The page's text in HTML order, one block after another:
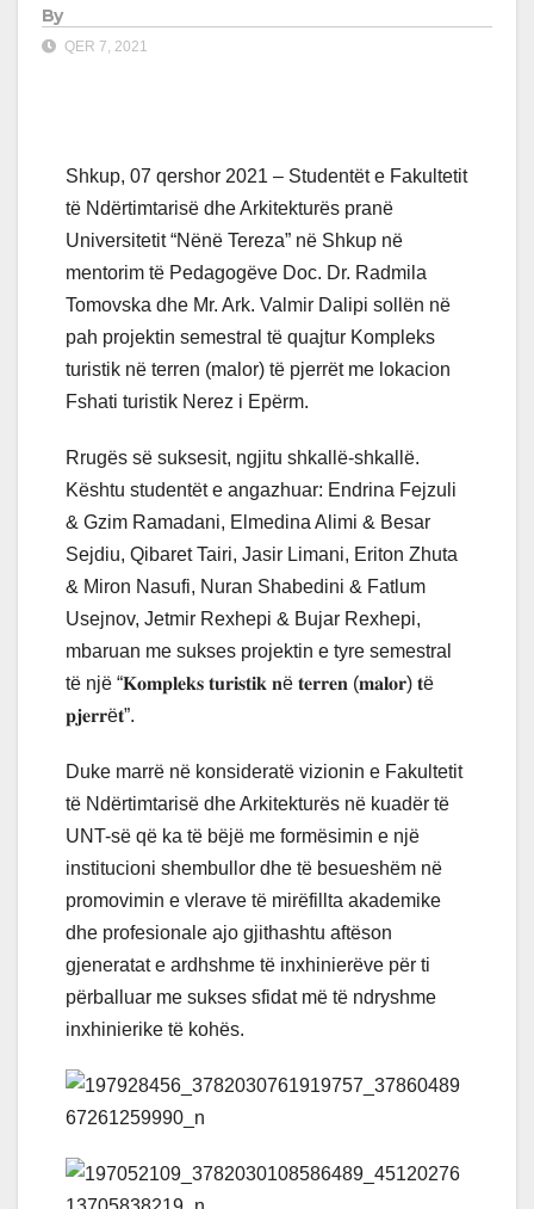
By
QER 7, 2021
Shkup, 07 qershor 2021 – Studentët e Fakultetit
të Ndërtimtarisë dhe Arkitekturës pranë
Universitetit “Nënë Tereza” në Shkup në
mentorim të Pedagogëve Doc. Dr. Radmila
Tomovska dhe Mr. Ark. Valmir Dalipi sollën në
pah projektin semestral të quajtur Kompleks
turistik në terren (malor) të pjerrët me lokacion
Fshati turistik Nerez i Epërm.
Rrugës së suksesit, ngjitu shkallë-shkallë.
Kështu studentët e angazhuar: Endrina Fejzuli
& Gzim Ramadani, Elmedina Alimi & Besar
Sejdiu, Qibaret Tairi, Jasir Limani, Eriton Zhuta
& Miron Nasufi, Nuran Shabedini & Fatlum
Usejnov, Jetmir Rexhepi & Bujar Rexhepi,
mbaruan me sukses projektin e tyre semestral
të një “𝐊𝐨𝐦𝐩𝐥𝐞𝐤𝐬 𝐭𝐮𝐫𝐢𝐬𝐭𝐢𝐤 𝐧ë 𝐭𝐞𝐫𝐫𝐞𝐧 (𝐦𝐚𝐥𝐨𝐫) 𝐭ë
𝐩𝐣𝐞𝐫𝐫ë𝐭”.
Duke marrë në konsideratë vizionin e Fakultetit
të Ndërtimtarisë dhe Arkitekturës në kuadër të
UNT-së që ka të bëjë me formësimin e një
institucioni shembullor dhe të besueshëm në
promovimin e vlerave të mirëfillta akademike
dhe profesionale ajo gjithashtu aftëson
gjeneratat e ardhshme të inxhinierëve për ti
përballuar me sukses sfidat më të ndryshme
inxhinierike të kohës.